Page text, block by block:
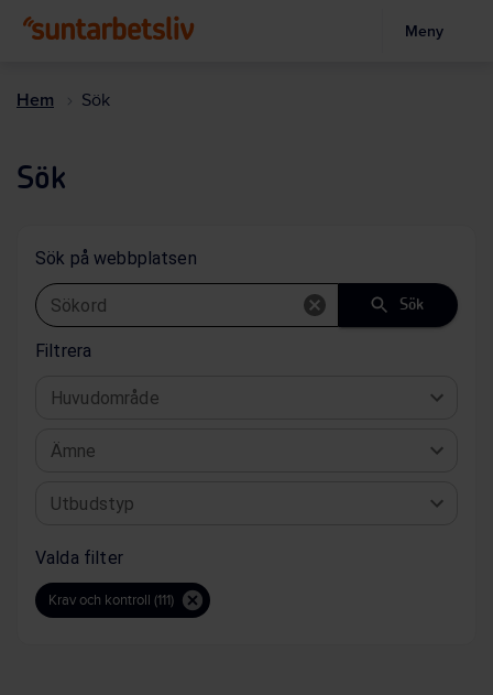
Meny
Hem Sök
Sök
Sök på webbplatsen
Sökord Sök
Filtrera
Huvudområde
Ämne
Utbudstyp
Valda filter
Krav och kontroll (111)